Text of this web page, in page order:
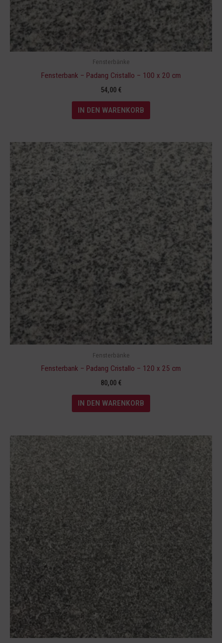
Fensterbänke
Fensterbank – Padang Cristallo – 100 x 20 cm
54,00 €
IN DEN WARENKORB
Fensterbänke
Fensterbank – Padang Cristallo – 120 x 25 cm
80,00 €
IN DEN WARENKORB